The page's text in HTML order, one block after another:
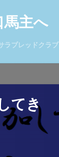
馬主へ
ラブレッドクラブ
ジュグラース
てき
イトミュージアム
主 出資検討
近況 配当金